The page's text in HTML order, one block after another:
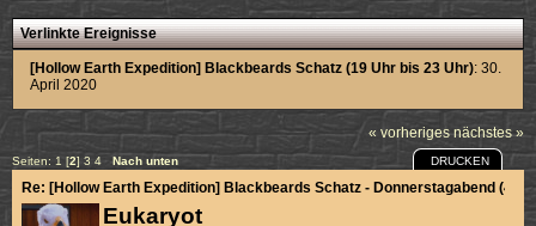
Verlinkte Ereignisse
[Hollow Earth Expedition] Blackbeards Schatz (19 Uhr bis 23 Uhr): 30.
April 2020
« vorheriges nächstes »
Seiten: 1 [2] 3 4 Nach unten DRUCKEN
Eukaryot
Re: [Hollow Earth Expedition] Blackbeards Schatz - Donnerstagabend (4/4)